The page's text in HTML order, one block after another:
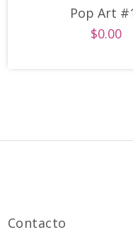
Pop Art
$0.00
Contacto